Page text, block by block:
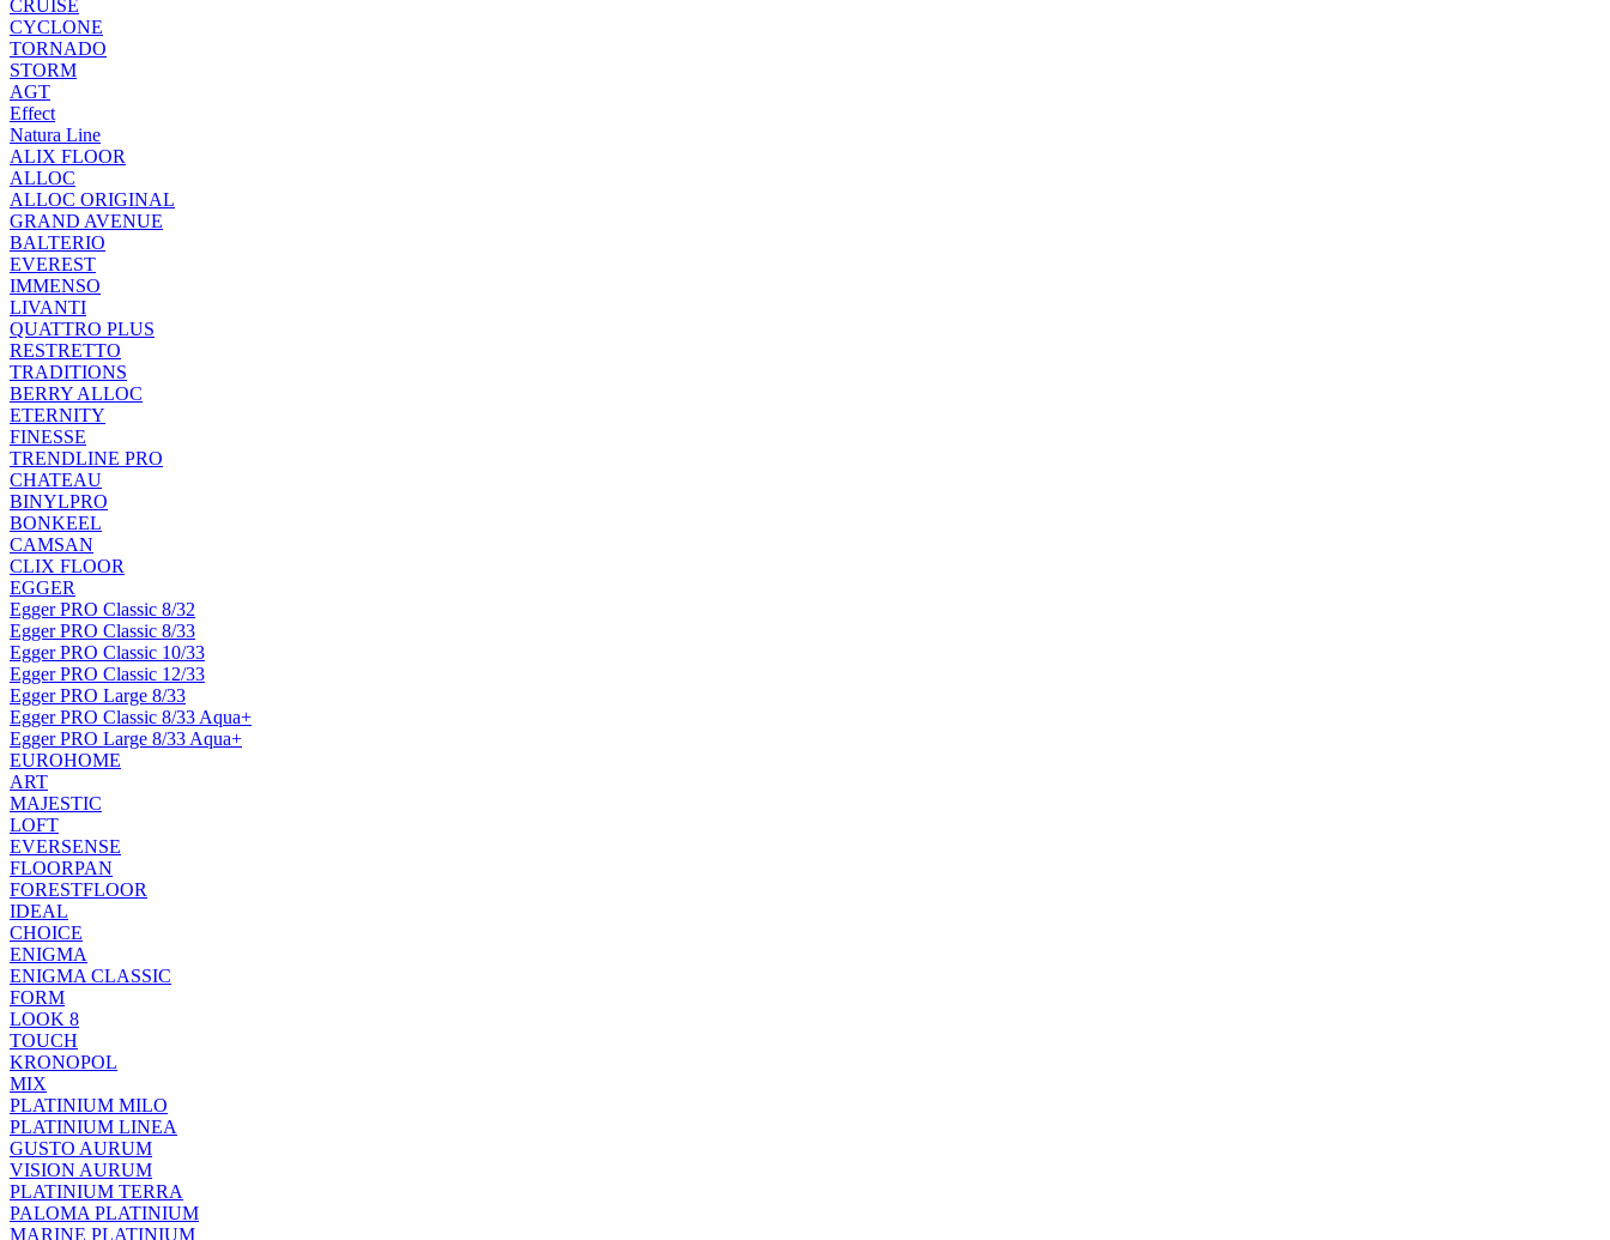
CRUISE
CYCLONE
TORNADO
STORM
AGT
Effect
Natura Line
ALIX FLOOR
ALLOC
ALLOC ORIGINAL
GRAND AVENUE
BALTERIO
EVEREST
IMMENSO
LIVANTI
QUATTRO PLUS
RESTRETTO
TRADITIONS
BERRY ALLOC
ETERNITY
FINESSE
TRENDLINE PRO
CHATEAU
BINYLPRO
BONKEEL
CAMSAN
CLIX FLOOR
EGGER
Egger PRO Classic 8/32
Egger PRO Classic 8/33
Egger PRO Classic 10/33
Egger PRO Classic 12/33
Egger PRO Large 8/33
Egger PRO Classic 8/33 Aqua+
Egger PRO Large 8/33 Aqua+
EUROHOME
ART
MAJESTIC
LOFT
EVERSENSE
FLOORPAN
FORESTFLOOR
IDEAL
CHOICE
ENIGMA
ENIGMA CLASSIC
FORM
LOOK 8
TOUCH
KRONOPOL
MIX
PLATINIUM MILO
PLATINIUM LINEA
GUSTO AURUM
VISION AURUM
PLATINIUM TERRA
PALOMA PLATINIUM
MARINE PLATINIUM